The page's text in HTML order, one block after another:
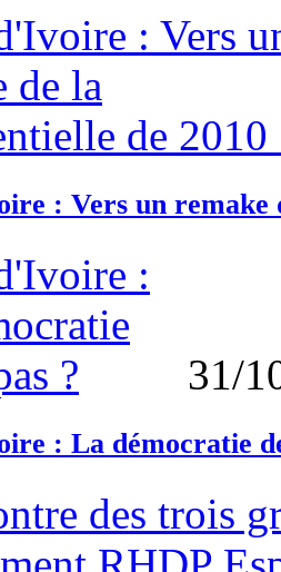
: Vers un remake
31/
: La démocratie